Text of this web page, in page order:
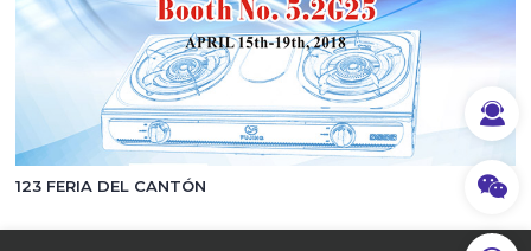
123 FERIA DEL CANTÓN